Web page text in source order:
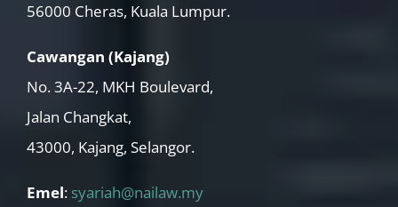
56000 Cheras, Kuala Lumpur.
Cawangan (Kajang)
No. 3A-22, MKH Boulevard,
Jalan Changkat,
43000, Kajang, Selangor.
Emel: syariah@nailaw.my